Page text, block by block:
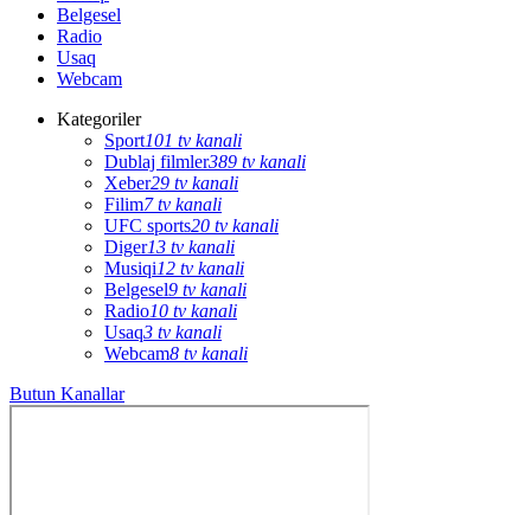
Belgesel
Radio
Usaq
Webcam
Kategoriler
Sport101 tv kanali
Dublaj filmler389 tv kanali
Xeber29 tv kanali
Filim7 tv kanali
UFC sports20 tv kanali
Diger13 tv kanali
Musiqi12 tv kanali
Belgesel9 tv kanali
Radio10 tv kanali
Usaq3 tv kanali
Webcam8 tv kanali
Butun Kanallar